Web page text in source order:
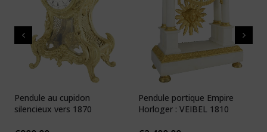
Pendule au cupidon
silencieux vers 1870
Pendule portique Empire
Horloger : VEIBEL 1810